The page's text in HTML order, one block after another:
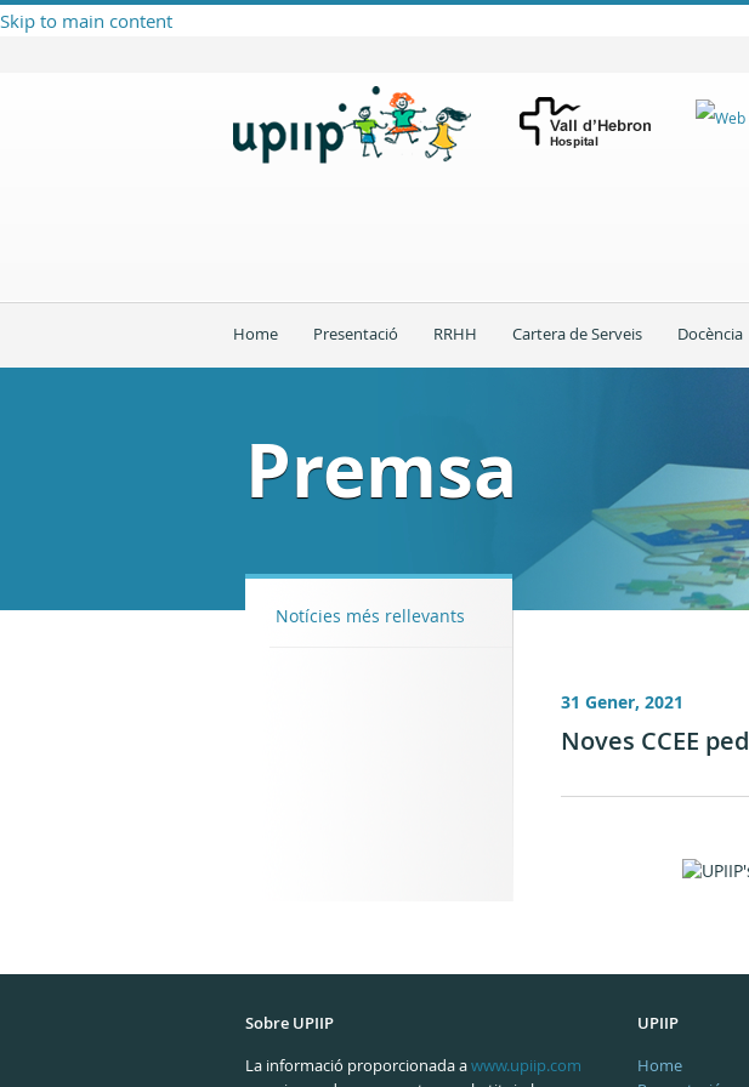
Skip to main content
Home Presentació RRHH Cartera de Serveis Docència
Premsa
Notícies més rellevants
31 Gener, 2021
Noves CCEE
Sobre UPIIP
La informació proporcionada awww.upiip.com
UPIIP
Home